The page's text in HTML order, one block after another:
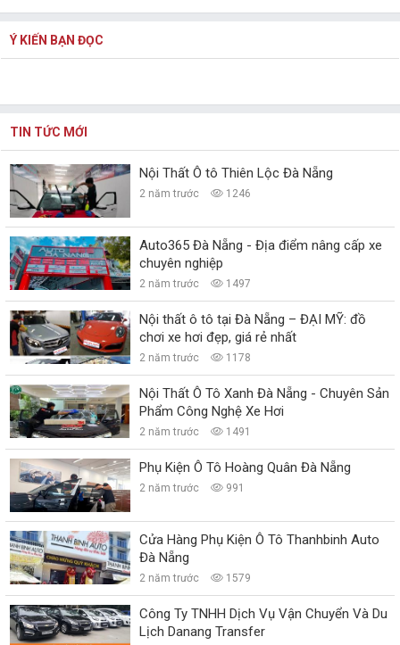
Ý KIẾN BẠN ĐỌC
TIN TỨC MỚI
Nội Thất Ô tô Thiên Lộc Đà Nẵng
2 năm trước 1246
Auto365 Đà Nẵng - Địa điểm nâng cấp xe
chuyên nghiệp
2 năm trước 1497
Nội thất ô tô tại Đà Nẵng – ĐẠI MỸ: đồ
chơi xe hơi đẹp, giá rẻ nhất
2 năm trước 1178
Nội Thất Ô Tô Xanh Đà Nẵng - Chuyên Sản
Phẩm Công Nghệ Xe Hơi
2 năm trước 1491
Phụ Kiện Ô Tô Hoàng Quân Đà Nẵng
2 năm trước 991
Cửa Hàng Phụ Kiện Ô Tô Thanhbinh Auto
Đà Nẵng
2 năm trước 1579
Công Ty TNHH Dịch Vụ Vận Chuyển Và Du
Lịch Danang Transfer